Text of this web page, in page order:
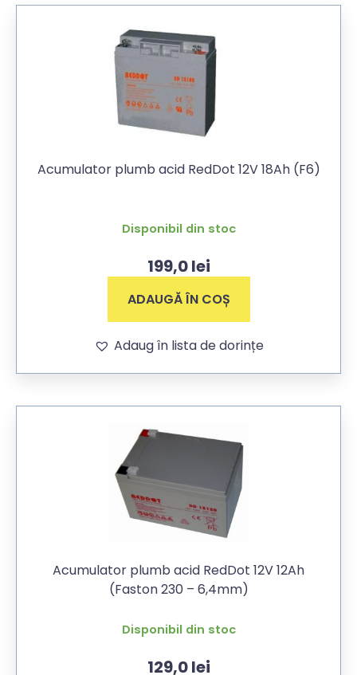
Acumulator plumb acid RedDot 12V 18Ah (F6)
Disponibil din stoc
199,0lei
ADAUGĂ ÎN COȘ
Adaug în lista de dorințe
Acumulator plumb acid RedDot 12V 12Ah
(Faston 230 – 6,4mm)
Disponibil din stoc
129,0lei